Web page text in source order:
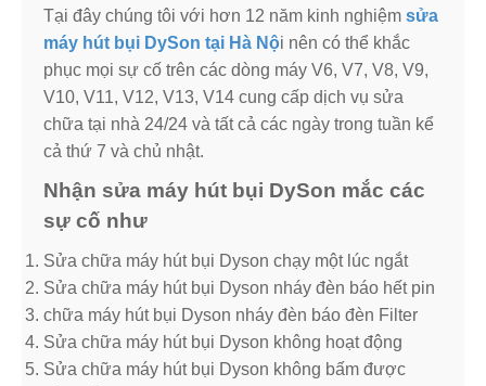
Tại đây chúng tôi với hơn 12 năm kinh nghiệm sửa
máy hút bụi DySon tại Hà Nội nên có thể khắc
phục mọi sự cố trên các dòng máy V6, V7, V8, V9,
V10, V11, V12, V13, V14 cung cấp dịch vụ sửa
chữa tại nhà 24/24 và tất cả các ngày trong tuần kể
cả thứ 7 và chủ nhật.
Nhận sửa máy hút bụi DySon mắc các
sự cố như
Sửa chữa máy hút bụi Dyson chạy một lúc ngắt
Sửa chữa máy hút bụi Dyson nháy đèn báo hết pin
chữa máy hút bụi Dyson nháy đèn báo đèn Filter
Sửa chữa máy hút bụi Dyson không hoạt động
Sửa chữa máy hút bụi Dyson không bấm được